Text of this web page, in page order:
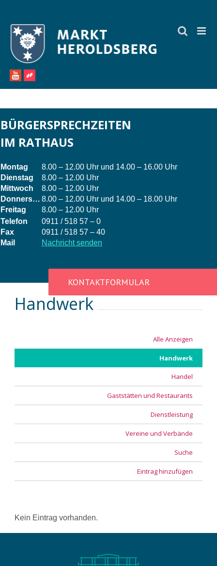
springen
BÜRGERSPRECHZEITEN
IM RATHAUS
Montag
8.00 – 12.00 Uhr und 14.00 – 16.00 Uhr
Dienstag
8.00 – 12.00 Uhr
Mittwoch
8.00 – 12.00 Uhr
Donnerstag 8.00 – 12.00 Uhr und 14.00 – 18.00 Uhr
Freitag
8.00 – 12.00 Uhr
Telefon
0911 / 518 57 – 0
Fax
0911 / 518 57 – 40
Mail
Nachricht senden
KONTAKTFORMULAR
Handwerk
Alle Anzeigen
Handwerk
Handel
Gaststätten und Restaurants
Dienstleistung
Vereine und Verbände
Suche
Eintrag hinzufügen
Kein Eintrag vorhanden.